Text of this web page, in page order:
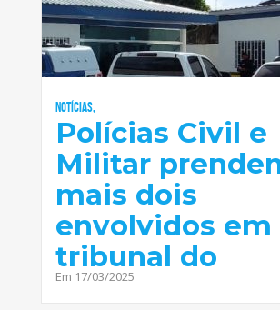
Notícias,
Polícias Civil e
Militar
mais dois
envolvidos em
tribunal do
Em 17/03/2025